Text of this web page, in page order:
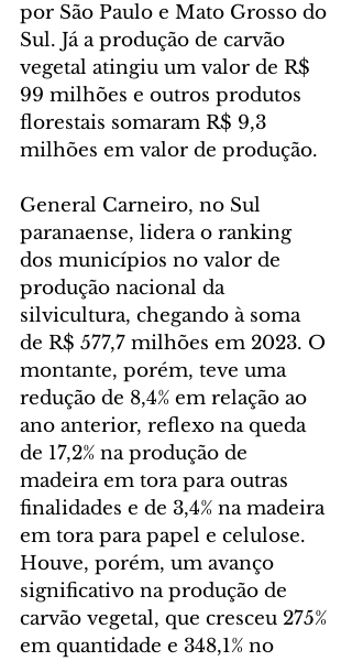
por São Paulo e Mato Grosso do
Sul. Já a produção de carvão
vegetal atingiu um valor de R$
99 milhões e outros produtos
florestais somaram R$ 9,3
milhões em valor de produção.
General Carneiro, no Sul
paranaense, lidera o ranking
dos municípios no valor de
produção nacional da
silvicultura, chegando à soma
de R$ 577,7 milhões em 2023. O
montante, porém, teve uma
redução de 8,4% em relação ao
ano anterior, reflexo na queda
de 17,2% na produção de
madeira em tora para outras
finalidades e de 3,4% na madeira
em tora para papel e celulose.
Houve, porém, um avanço
significativo na produção de
carvão vegetal, que cresceu 275%
em quantidade e 348,1% no